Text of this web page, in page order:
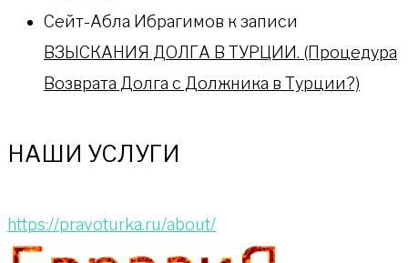
Сейт-Абла Ибрагимов к записи
ВЗЫСКАНИЯ ДОЛГА В ТУРЦИИ. (Процедура
Возврата Долга с Должника в Турции?)
НАШИ УСЛУГИ
https://pravoturka.ru/about/